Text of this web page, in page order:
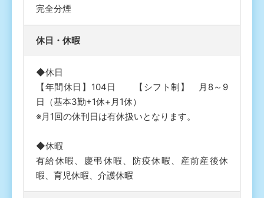
完全分煙
休⽇・休暇
◆休日
【年間休日】104日 【シフト制】 月8～9
日（基本3勤+1休+月1休）
※月1回の休刊日は有休扱いとなります。
◆休暇
有給休暇、慶弔休暇、防疫休暇、産前産後休
暇、育児休暇、介護休暇